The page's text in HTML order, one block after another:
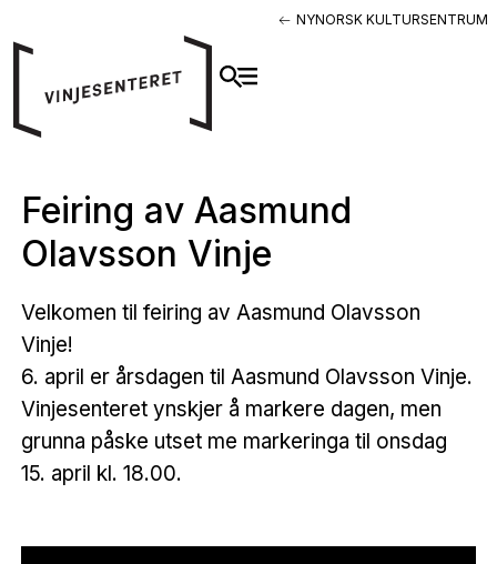
NYNORSK KULTURSENTRUM
Feiring av Aasmund
Olavsson Vinje
Velkomen til feiring av Aasmund Olavsson
Vinje!
6. april er årsdagen til Aasmund Olavsson Vinje.
Vinjesenteret ynskjer å markere dagen, men
grunna påske utset me markeringa til onsdag
15. april kl. 18.00.